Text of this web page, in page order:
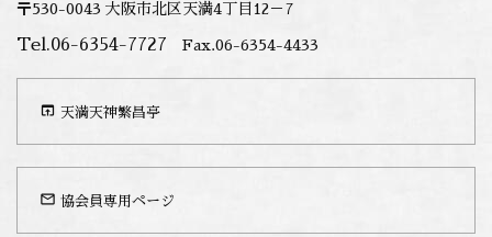
〒530-0043 大阪市北区天満4丁目12－7
Tel.06-6354-7727 Fax.06-6354-4433
open_in_browser 天満天神繁昌亭
mail_outline 協会員専用ページ